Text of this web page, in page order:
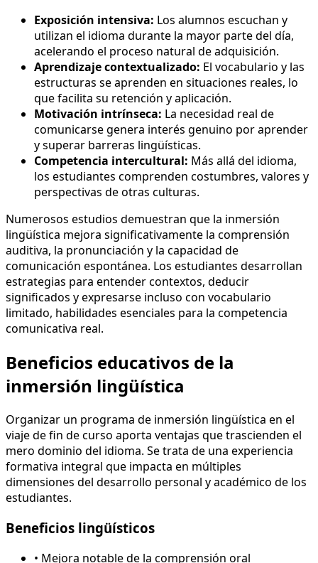
Exposición intensiva: Los alumnos escuchan y
utilizan el idioma durante la mayor parte del día,
acelerando el proceso natural de adquisición.
Aprendizaje contextualizado: El vocabulario y las
estructuras se aprenden en situaciones reales, lo
que facilita su retención y aplicación.
Motivación intrínseca: La necesidad real de
comunicarse genera interés genuino por aprender
y superar barreras lingüísticas.
Competencia intercultural: Más allá del idioma,
los estudiantes comprenden costumbres, valores y
perspectivas de otras culturas.
Numerosos estudios demuestran que la inmersión
lingüística mejora significativamente la comprensión
auditiva, la pronunciación y la capacidad de
comunicación espontánea. Los estudiantes desarrollan
estrategias para entender contextos, deducir
significados y expresarse incluso con vocabulario
limitado, habilidades esenciales para la competencia
comunicativa real.
Beneficios educativos de la
inmersión lingüística
Organizar un programa de inmersión lingüística en el
viaje de fin de curso aporta ventajas que trascienden el
mero dominio del idioma. Se trata de una experiencia
formativa integral que impacta en múltiples
dimensiones del desarrollo personal y académico de los
estudiantes.
Beneficios lingüísticos
• Mejora notable de la comprensión oral